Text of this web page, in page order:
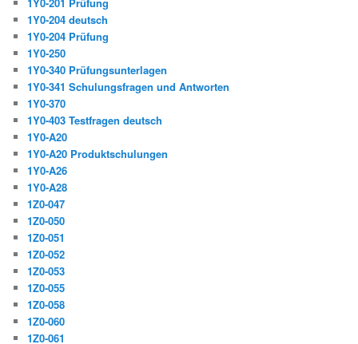
1Y0-201 Prüfung
1Y0-204 deutsch
1Y0-204 Prüfung
1Y0-250
1Y0-340 Prüfungsunterlagen
1Y0-341 Schulungsfragen und Antworten
1Y0-370
1Y0-403 Testfragen deutsch
1Y0-A20
1Y0-A20 Produktschulungen
1Y0-A26
1Y0-A28
1Z0-047
1Z0-050
1Z0-051
1Z0-052
1Z0-053
1Z0-055
1Z0-058
1Z0-060
1Z0-061